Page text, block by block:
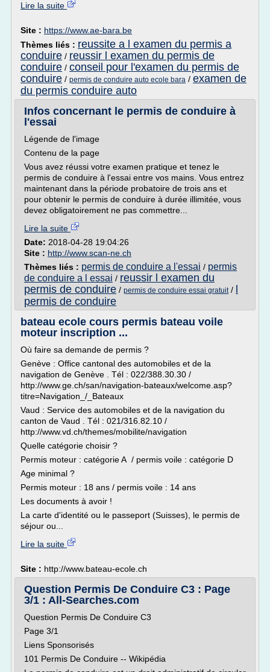
Lire la suite
Site : https://www.ae-bara.be
Thèmes liés : reussite a l examen du permis a
conduire / reussir l examen du permis de
conduire / conseil pour l'examen du permis de
conduire / permis de conduire auto ecole bara / examen de
du permis conduire auto
Infos concernant le permis de conduire à
l'essai
Légende de l'image
Contenu de la page
Vous avez réussi votre examen pratique et tenez le
permis de conduire à l'essai entre vos mains. Vous entrez
maintenant dans la période probatoire de trois ans et
pour obtenir le permis de conduire à durée illimitée, vous
devez obligatoirement ne pas commettre...
Lire la suite
Date: 2018-04-28 19:04:26
Site : http://www.scan-ne.ch
Thèmes liés : permis de conduire a l'essai / permis
de conduire a l essai / reussir l examen du
permis de conduire / permis de conduire essai gratuit/
permis de conduire
bateau ecole cours permis bateau voile
moteur inscription ...
Où faire sa demande de permis ?
Genève : Office cantonal des automobiles et de la
navigation de Genève . Tél : 022/388.30.30 /
http://www.ge.ch/san/navigation-bateaux/welcome.asp?
titre=Navigation_/_Bateaux
Vaud : Service des automobiles et de la navigation du
canton de Vaud . Tél : 021/316.82.10 /
http://www.vd.ch/themes/mobilite/navigation
Quelle catégorie choisir ?
Permis moteur : catégorie A / permis voile : catégorie D
Age minimal ?
Permis moteur : 18 ans / permis voile : 14 ans
Les documents à avoir !
La carte d'identité ou le passeport (Suisses), le permis de
séjour ou...
Lire la suite
Site : http://www.bateau-ecole.ch
Question Permis De Conduire C3 : Page
3/1 : All-Searches.com
Question Permis De Conduire C3
Page 3/1
Liens Sponsorisés
101 Permis De Conduire -- Wikipédia